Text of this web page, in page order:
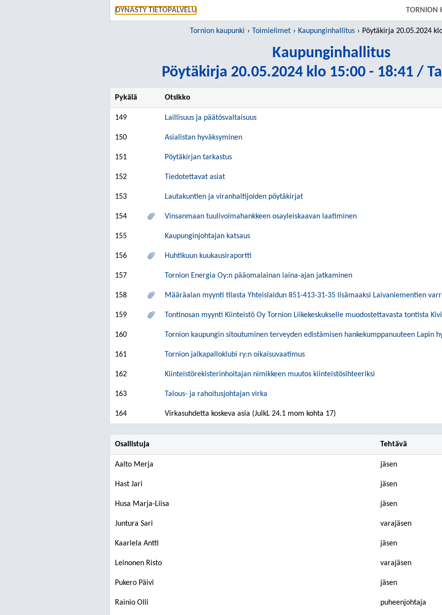
DYNASTY TIETOPALVELU TORNION
Tornion kaupunki Toimielimet Kaupunginhallitus Pöytäkirja 20.05.2024 klo 15:00 -
Kaupunginhallitus
Pöytäkirja 20.05.2024 klo 15:00 - 18:41 /
Pykälä Otsikko
149 Laillisuus ja päätösvaltaisuus
150 Asialistan hyväksyminen
151 Pöytäkirjan tarkastus
152 Tiedotettavat asiat
153 Lautakuntien ja viranhaltijoiden pöytäkirjat
154 Vinsanmaan tuulivoimahankkeen osayleiskaavan laatiminen
155 Kaupunginjohtajan katsaus
156 Huhtikuun kuukausiraportti
157 Tornion Energia Oy:n pääomalainan laina-ajan jatkaminen
158 Määräalan myynti tilasta Yhteislaidun 851-413-31-35 lisämaaksi Laivaniementien
159 Tontinosan myynti Kiinteistö Oy Tornion Liikekeskukselle muodostettavasta tontista
160 Tornion kaupungin sitoutuminen terveyden edistämisen hankekumppanuuteen Lapin
161 Tornion jalkapalloklubi ry:n oikaisuvaatimus
162 Kiinteistörekisterinhoitajan nimikkeen muutos kiinteistösihteeriksi
163 Talous- ja rahoitusjohtajan virka
164 Virkasuhdetta koskeva asia (JulkL 24.1 mom kohta 17)
Osallistuja Tehtävä
Aalto Merja jäsen
Hast Jari jäsen
Husa Marja-Liisa jäsen
Juntura Sari varajäsen
Kaarlela Antti jäsen
Leinonen Risto varajäsen
Pukero Päivi jäsen
Rainio Olli puheenjohtaja